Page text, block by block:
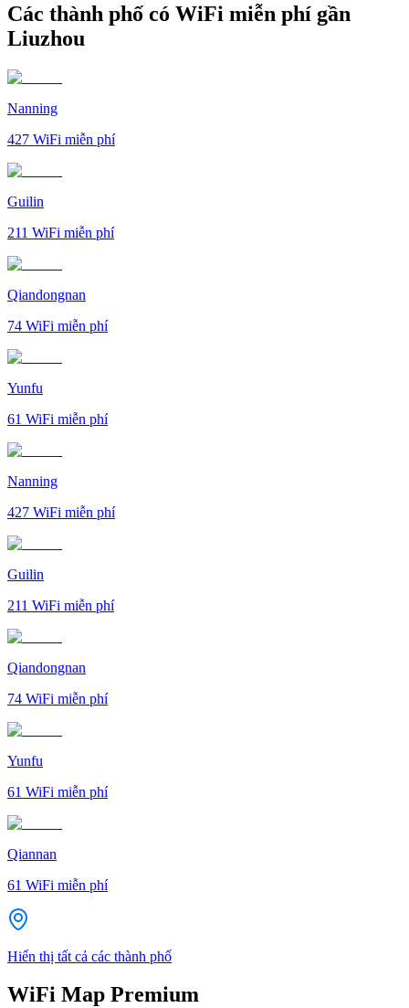
Các thành phố có WiFi miễn phí gần
Liuzhou
Nanning
427 WiFi miễn phí
Guilin
211 WiFi miễn phí
Qiandongnan
74 WiFi miễn phí
Yunfu
61 WiFi miễn phí
Nanning
427 WiFi miễn phí
Guilin
211 WiFi miễn phí
Qiandongnan
74 WiFi miễn phí
Yunfu
61 WiFi miễn phí
Qiannan
61 WiFi miễn phí
Hiển thị tất cả các thành phố
WiFi Map Premium